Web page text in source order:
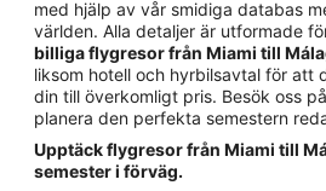
med hjälp av vår smidiga databas
världen. Alla detaljer är utformade
billiga flygresor från Miami till
liksom hotell och hyrbilsavtal för att
din till överkomligt pris. Besök oss
planera den perfekta semestern
Upptäck flygresor från Miami till
semester i förväg.